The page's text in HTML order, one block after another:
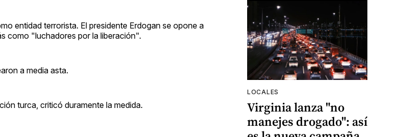
entidad terrorista. El presidente Erdogan se opone a
como "luchadores por la liberación".
a media asta.
turca, criticó duramente la medida.
LOCALES
Virginia lanza "no
manejes drogado": así